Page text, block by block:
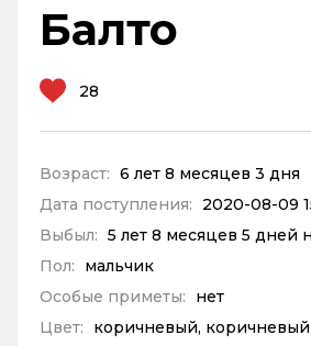
Балто
28
Возраст: 6 лет 8 месяцев 3 дня
Дата поступления:
2020-08-09
Выбыл: 5 лет 8 месяцев 5 дней
Пол:
мальчик
Особые приметы:
нет
Цвет:
коричневый,